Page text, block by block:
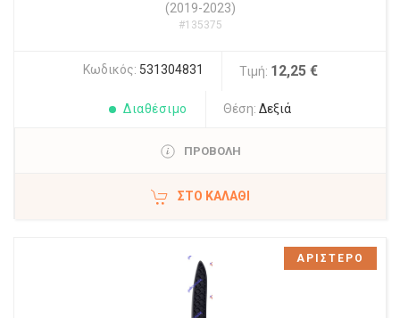
(2019-2023)
#135375
Κωδικός: 531304831 Τιμή: 12,25 €
Διαθέσιμο Θέση: Δεξιά
ΠΡΟΒΟΛΗ
ΣΤΟ ΚΑΛΆΘΙ
ΑΡΙΣΤΕΡΟ